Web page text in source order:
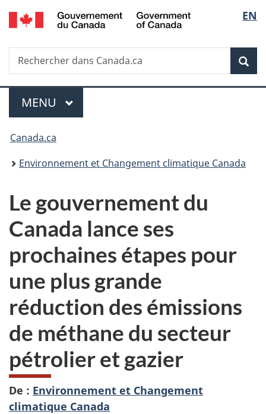
Passer
au
principal
Passer
à
Au
du
Passer
à
version
simplifiée
de
la
EN
Recherche
Rechercher
dans
Menu
MENU PRINCIPAL
Vous
êtes
Canada.ca
Environnement et Changement climatique Canada
Le gouvernement du
Canada lance ses
prochaines étapes pour
une plus grande
réduction des émissions
de méthane du secteur
pétrolier et gazier
De : Environnement et Changement
climatique Canada